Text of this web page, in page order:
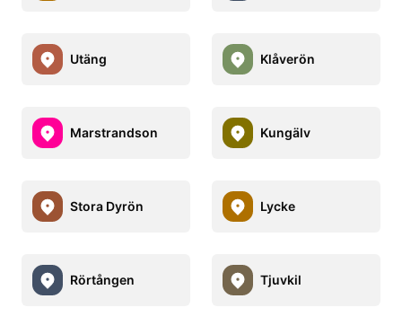
Utäng Klåverön
Marstrandson Kungälv
Stora Dyrön Lycke
Rörtången Tjuvkil